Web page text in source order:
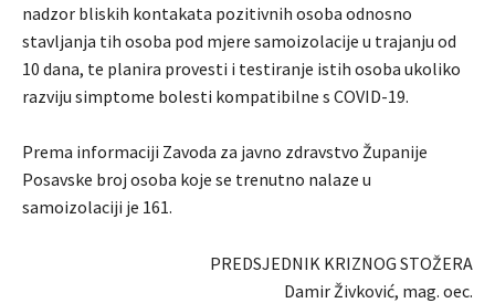
nadzor bliskih kontakata pozitivnih osoba odnosno
stavljanja tih osoba pod mjere samoizolacije u trajanju od
10 dana, te planira provesti i testiranje istih osoba ukoliko
razviju simptome bolesti kompatibilne s COVID-19.
Prema informaciji Zavoda za javno zdravstvo Županije
Posavske broj osoba koje se trenutno nalaze u
samoizolaciji je 161.
PREDSJEDNIK KRIZNOG STOŽERA
Damir Živković, mag. oec.